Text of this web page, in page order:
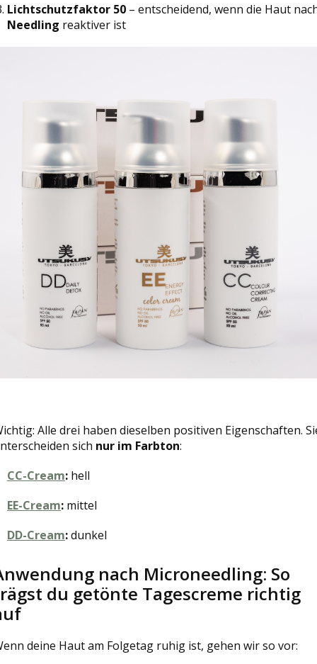
Lichtschutzfaktor 50 – entscheidend, wenn die Haut
Needling reaktiver ist
Alle drei haben dieselben positiven Eigenschaften.
sich nur im Farbton:
CC-Cream: hell
EE-Cream: mittel
DD-Cream:dunkel
nach Microneedling: So
du getönte Tagescreme richtig
deine Haut am Folgetag ruhig ist, gehen wir so vor: